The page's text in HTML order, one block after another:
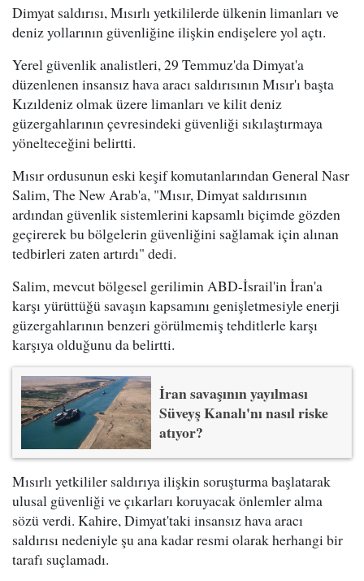
Dimyat saldırısı, Mısırlı yetkililerde ülkenin limanları ve
deniz yollarının güvenliğine ilişkin endişelere yol açtı.
Yerel güvenlik analistleri, 29 Temmuz'da Dimyat'a
düzenlenen insansız hava aracı saldırısının Mısır'ı başta
Kızıldeniz olmak üzere limanları ve kilit deniz
güzergahlarının çevresindeki güvenliği sıkılaştırmaya
yönelteceğini belirtti.
Mısır ordusunun eski keşif komutanlarından General Nasr
Salim, The New Arab'a, "Mısır, Dimyat saldırısının
ardından güvenlik sistemlerini kapsamlı biçimde gözden
geçirerek bu bölgelerin güvenliğini sağlamak için alınan
tedbirleri zaten artırdı" dedi.
Salim, mevcut bölgesel gerilimin ABD-İsrail'in İran'a
karşı yürüttüğü savaşın kapsamını genişletmesiyle enerji
güzergahlarının benzeri görülmemiş tehditlerle karşı
karşıya olduğunu da belirtti.
İran savaşının yayılması
Süveyş Kanalı'nı nasıl riske
atıyor?
Mısırlı yetkililer saldırıya ilişkin soruşturma başlatarak
ulusal güvenliği ve çıkarları koruyacak önlemler alma
sözü verdi. Kahire, Dimyat'taki insansız hava aracı
saldırısı nedeniyle şu ana kadar resmi olarak herhangi bir
tarafı suçlamadı.